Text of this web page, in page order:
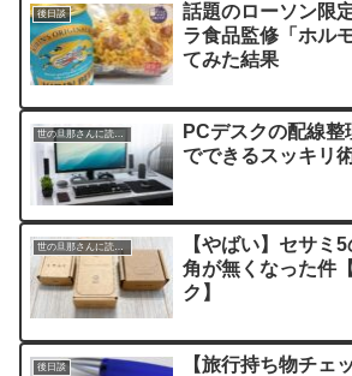
後日談
話題のローソン限
ラ食品監修「ホル
てみた結果
世の旦那さんに読んでほしい記事
PCデスクの配線
でできるスッキリ
世の旦那さんに読んでほしい記事
【やばい】セサミ
角が無くなった件
ク】
後日談
【旅行持ち物チェ